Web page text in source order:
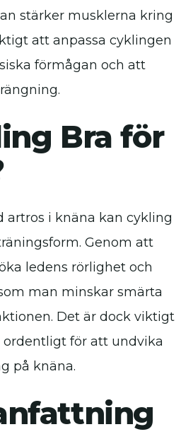
stärker musklerna kring
att anpassa cyklingen
förmågan och att
Bra för
artros i knäna kan cykling
Genom att
ledens rörlighet och
man minskar smärta
Det är dock viktigt
för att undvika
på knäna.